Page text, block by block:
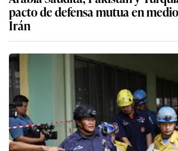
pacto de defensa mutua en
Irán